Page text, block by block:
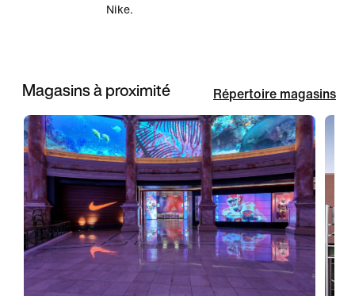
Nike.
Magasins à proximité Répertoire magasins